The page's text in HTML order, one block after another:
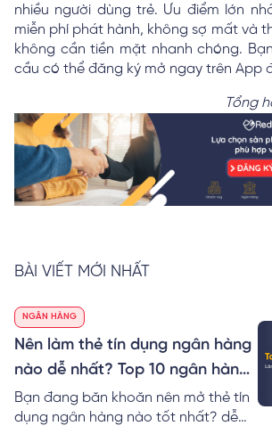
nhiều người dùng trẻ. Ưu điểm lớn
miễn phí phát hành, không sợ mất và
không cần tiền mặt nhanh chóng.
cầu có thể đăng ký mở ngay trên App
Tổng
BÀI VIẾT MỚI NHẤT
NGÂN HÀNG
Nên làm thẻ tín dụng ngân hàng
nào dễ nhất? Top 10 ngân hàng
làm thẻ tín dụng tốt nhất 2024
Bạn đang băn khoăn nên mở thẻ tín
dụng ngân hàng nào tốt nhất? dễ